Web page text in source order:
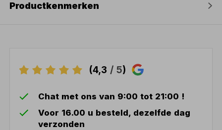
Productkenmerken
(4,3 / 5)
Chat met ons van 9:00 tot 21:00 !
Voor 16.00 u besteld, dezelfde dag
verzonden